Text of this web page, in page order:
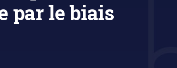
par le biais